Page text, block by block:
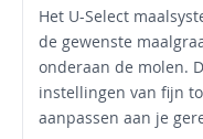
Het U-Select
de gewenste
onderaan de molen.
instellingen van fijn
aanpassen aan je